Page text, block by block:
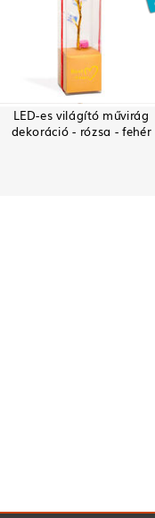
LED-es világító művirág
dekoráció - rózsa - fehér